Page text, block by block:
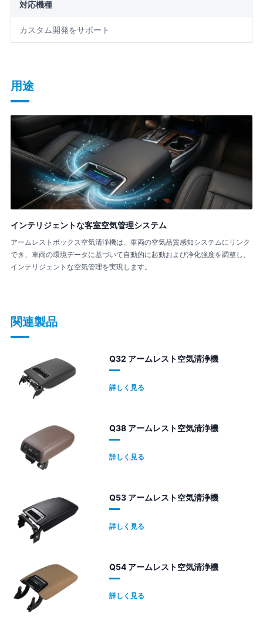
対応機種
カスタム開発をサポート
用途
インテリジェントな客室空気管理システム
アームレストボックス空気清浄機は、車両の空気品質感知システムにリンク
でき、車両の環境データに基づいて自動的に起動および浄化強度を調整し、
インテリジェントな空気管理を実現します。
関連製品
Q32 アームレスト空気清浄機
詳しく見る
Q38 アームレスト空気清浄機
詳しく見る
Q53 アームレスト空気清浄機
詳しく見る
Q54 アームレスト空気清浄機
詳しく見る